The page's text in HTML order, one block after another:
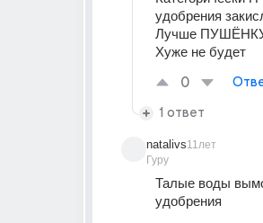
удобрения
Лучше ПУШЁНКУ
Хуже не будет
0
1 ответ
natalivs
Гуру
11лет
Талые воды
удобрения